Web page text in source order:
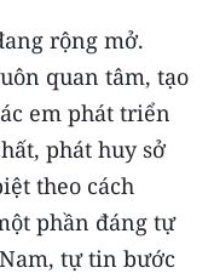
rộng mở.
quan tâm, tạo
em phát triển
phát huy sở
theo cách
phần đáng tự
tự tin bước